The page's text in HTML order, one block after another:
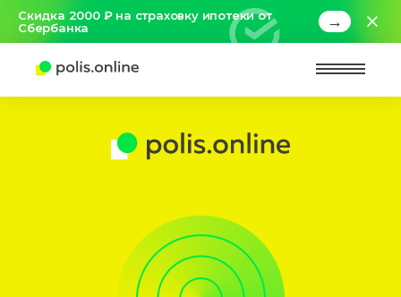
Скидка 2000 ₽ на страховку ипотеки от
Сбербанка
→